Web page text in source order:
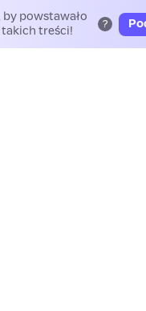
by powstawało
treści!
?